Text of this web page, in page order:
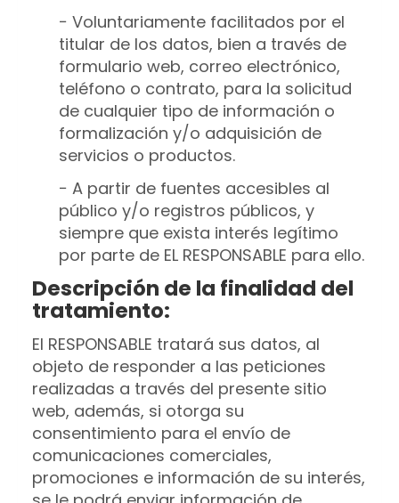
− Voluntariamente facilitados por el
titular de los datos, bien a través de
formulario web, correo electrónico,
teléfono o contrato, para la solicitud
de cualquier tipo de información o
formalización y/o adquisición de
servicios o productos.
− A partir de fuentes accesibles al
público y/o registros públicos, y
siempre que exista interés legítimo
por parte de EL RESPONSABLE para ello.
Descripción de la finalidad del
tratamiento:
El RESPONSABLE tratará sus datos, al
objeto de responder a las peticiones
realizadas a través del presente sitio
web, además, si otorga su
consentimiento para el envío de
comunicaciones comerciales,
promociones e información de su interés,